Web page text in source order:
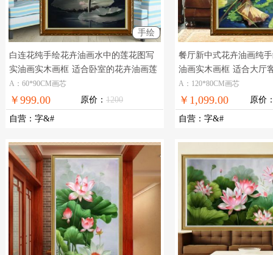
手绘
白连花纯手绘花卉油画水中的莲花图写
实油画实木画框 适合卧室的花卉油画莲
花图
A：60*90CM画芯
￥999.00 原价： 1200
自营 ： 字&#
餐厅新中式花卉油画纯
油画实木画框 适合大厅
油画
A：120*80CM画芯
￥1,099.00 原价
自营 ： 字&#